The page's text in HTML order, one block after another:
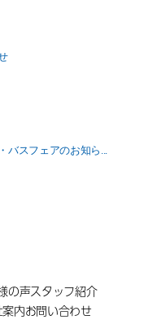
スフェアのお知ら...
の声スタッフ紹介
内お問い合わせ